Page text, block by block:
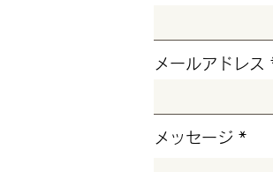
メールアドレス
メッセージ